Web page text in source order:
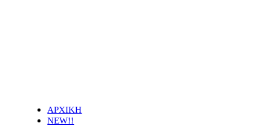
ΑΡΧΙΚΗ
NEW!!